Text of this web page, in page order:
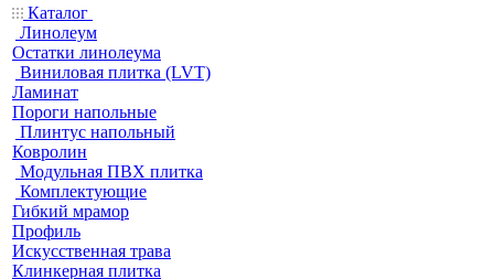
Каталог
Линолеум
Остатки линолеума
Виниловая плитка (LVT)
Ламинат
Пороги напольные
Плинтус напольный
Ковролин
Модульная ПВХ плитка
Комплектующие
Гибкий мрамор
Профиль
Искусственная трава
Клинкерная плитка